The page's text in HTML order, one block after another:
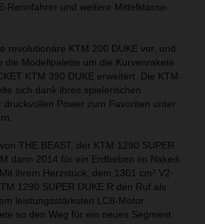
Rennfahrer und weitere Mittelklasse-
revolutionäre KTM 200 DUKE vor, und
die Modellpalette um die Kurvenrakete
KTM 390 DUKE erweitert. Die KTM
sich dank ihres spielerischen
druckvollen Power zum Favoriten unter
THE BEAST, der KTM 1290 SUPER
dann 2014 für ein Erdbeben im Naked-
ihrem Herzstück, dem 1301 cm³ V2-
1290 SUPER DUKE R den Ruf als
leistungsstärksten LC8-Motor
so den Weg für ein neues Segment